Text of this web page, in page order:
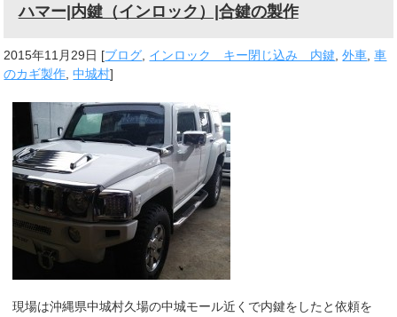
ハマー|内鍵（インロック）|合鍵の製作
2015年11月29日 [ブログ インロック キー閉じ込み 内鍵 ,外車 ,車
のカギ製作 ,中城村]
現場は沖縄県中城村久場の中城モール近くで内鍵をしたと依頼を